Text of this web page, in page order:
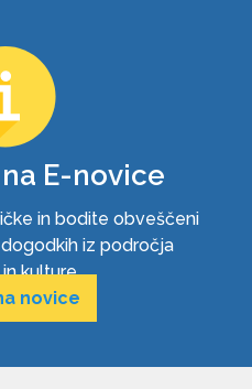
E-novice
in bodite obveščeni
iz področja
kulture.
novice